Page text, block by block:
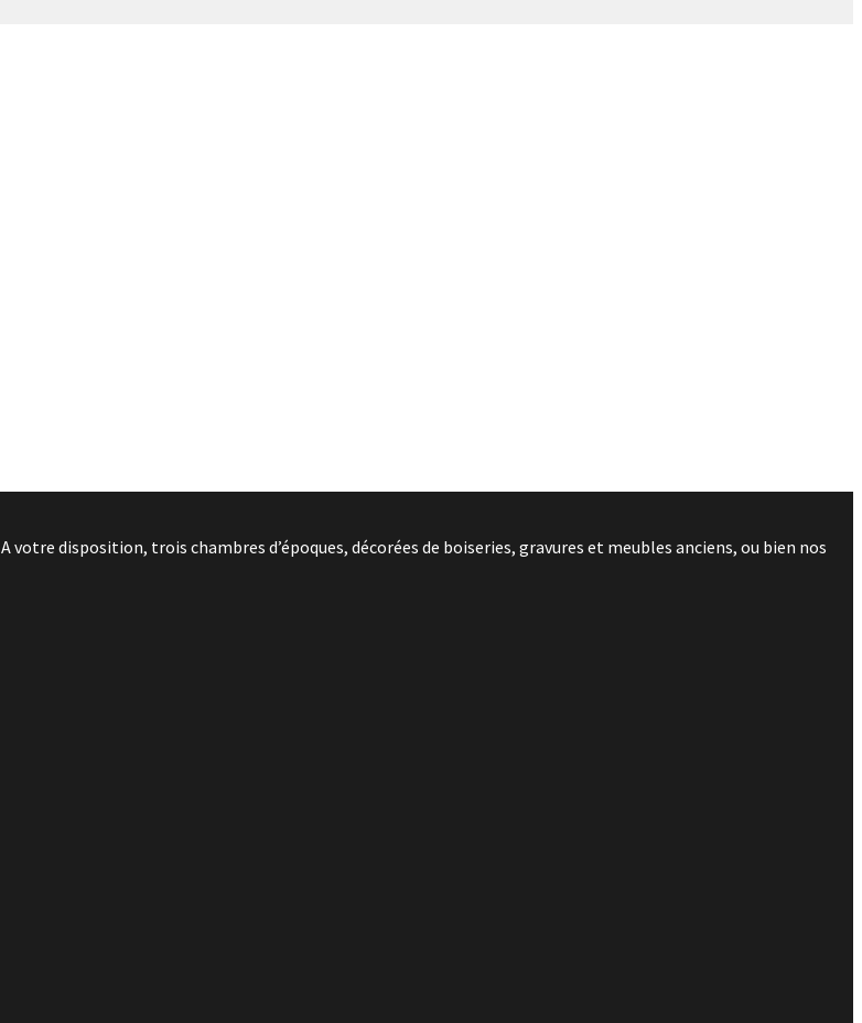
disposition, trois chambres d’époques, décorées de boiseries, gravures et meubles anciens, ou bien nos